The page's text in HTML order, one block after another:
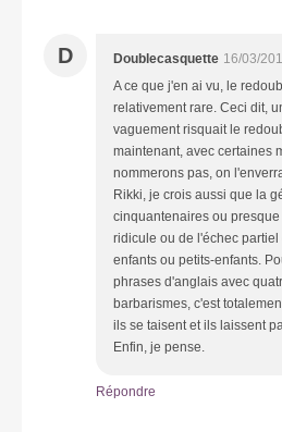
D Doublecasquette 16/03/
A ce que j'en ai vu, le
relativement rare. Ceci dit,
vaguement risquait le
maintenant, avec certaines
nommerons pas, on
Rikki, je crois aussi que la
cinquantenaires ou
ridicule ou de l'échec
enfants ou petits-enfants.
phrases d'anglais avec
barbarismes, c'est
ils se taisent et ils laissent
Enfin, je pense.
Répondre